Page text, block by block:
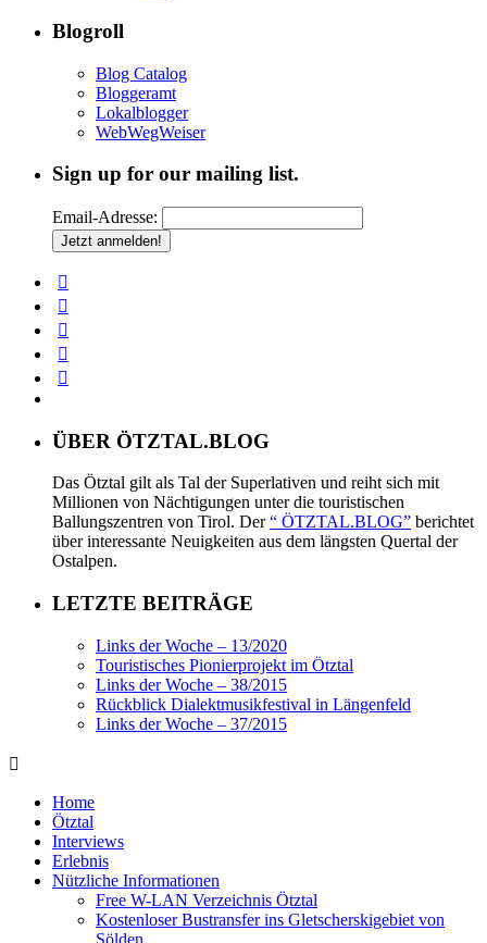
Blogroll
Blog Catalog
Bloggeramt
Lokalblogger
WebWegWeiser
Sign up for our mailing list.
Email-Adresse:
ÜBER ÖTZTAL.BLOG
Das Ötztal gilt als Tal der Superlativen und reiht sich mit
Millionen von Nächtigungen unter die touristischen
Ballungszentren von Tirol. Der“ ÖTZTAL.BLOG” berichtet
über interessante Neuigkeiten aus dem längsten Quertal der
Ostalpen.
LETZTE BEITRÄGE
Links der Woche – 13/2020
Touristisches Pionierprojekt im Ötztal
Links der Woche – 38/2015
Rückblick Dialektmusikfestival in Längenfeld
Links der Woche – 37/2015
Home
Ötztal
Interviews
Erlebnis
Nützliche Informationen
Free W-LAN Verzeichnis Ötztal
Kostenloser Bustransfer ins Gletscherskigebiet von
Sölden